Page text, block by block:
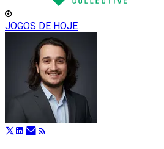
JOGOS DE HOJE